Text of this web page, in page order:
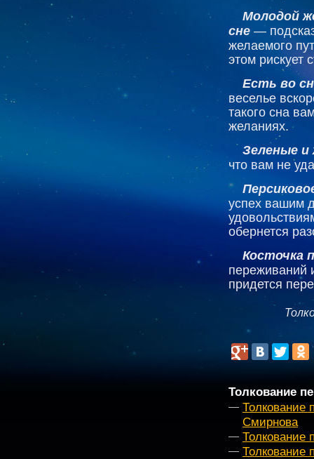
Молодой
сне —
желаемого
этом рискует
Есть во
веселье
такого сна
желаниях.
Зеленые и
что вам не
успех вашим
обернется
Косточка
переживаний
придется
Толкование
Толкование
Смирнова
Толкование
Толкование